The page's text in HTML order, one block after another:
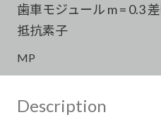
歯車モジュール m = 0.3
抵抗素子
MP
Description